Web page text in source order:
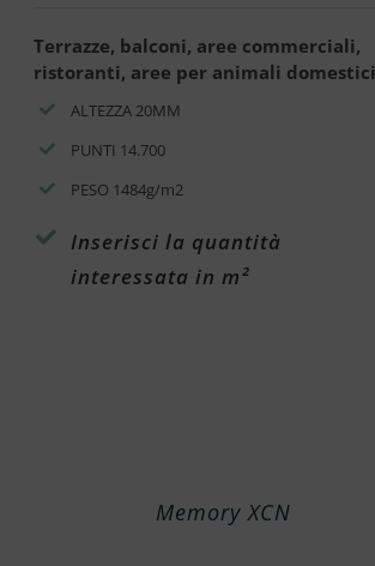
Terrazze, balconi, aree commerciali,
ristoranti, aree per animali
ALTEZZA 20MM
PUNTI 14.700
PESO 1484g/m2
Inserisci la quantità
interessata in m²
Memory XCN